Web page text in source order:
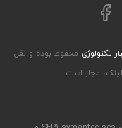
فیسبوک
تکنولوژی محفوظ بوده و نقل
مجاز است.